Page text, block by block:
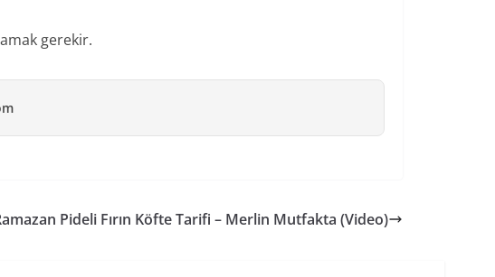
gerekir.
Pideli Fırın Köfte Tarifi – Merlin Mutfakta (Video)